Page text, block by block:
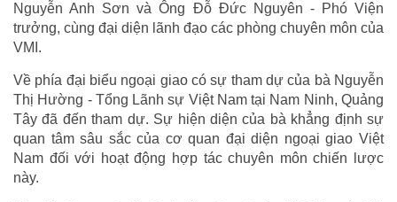
Nguyễn Anh Sơn và Ông Đỗ Đức Nguyên - Phó Viện
trưởng, cùng đại diện lãnh đạo các phòng chuyên môn của
VMI.
Về phía đại biểu ngoại giao có sự tham dự của bà Nguyễn
Thị Hường - Tổng Lãnh sự Việt Nam tại Nam Ninh, Quảng
Tây đã đến tham dự. Sự hiện diện của bà khẳng định sự
quan tâm sâu sắc của cơ quan đại diện ngoại giao Việt
Nam đối với hoạt động hợp tác chuyên môn chiến lược
này.